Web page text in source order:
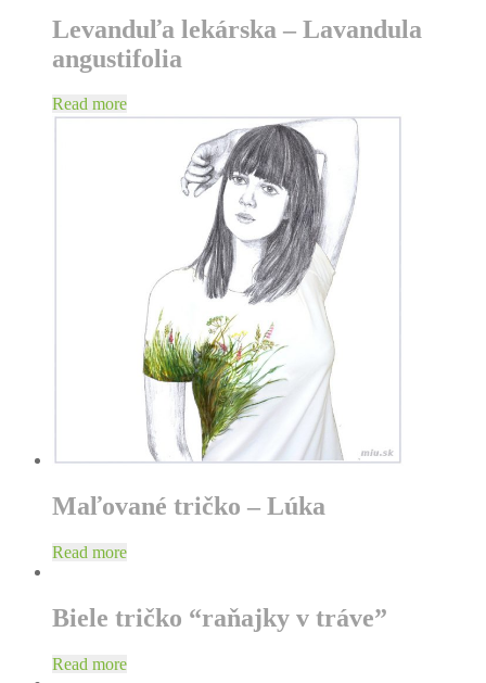
Levanduľa lekárska – Lavandula
angustifolia
Read more
Maľované tričko – Lúka
Read more
Biele tričko “raňajky v tráve”
Read more